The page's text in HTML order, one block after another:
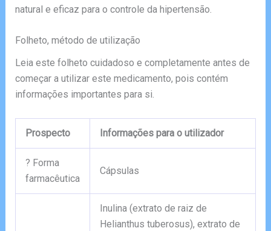
natural e eficaz para o controle da hipertensão.
Folheto, método de utilização
Leia este folheto cuidadoso e completamente antes de
começar a utilizar este medicamento, pois contém
informações importantes para si.
Prospecto Informações para o utilizador
? Forma
farmacêutica
Cápsulas
Inulina (extrato de raiz de
Helianthus tuberosus), extrato de